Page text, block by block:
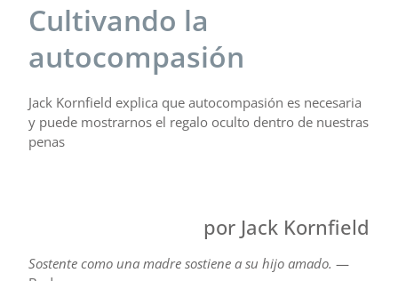
Cultivando la
autocompasión
Jack Kornfield explica que autocompasión es necesaria
y puede mostrarnos el regalo oculto dentro de nuestras
penas
por Jack Kornfield
Sostente como una madre sostiene a su hijo amado. —